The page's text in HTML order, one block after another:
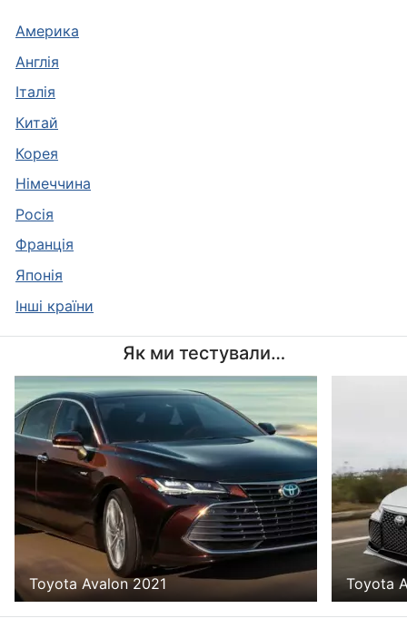
Америка
Англія
Італія
Китай
Корея
Німеччина
Росія
Франція
Японія
Інші країни
Як ми тестували…
Toyota Avalon 2021 Toyota